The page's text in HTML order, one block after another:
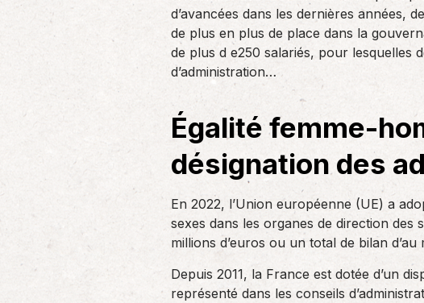
un nouvel associé…
de producteurs ou…
Accompagnement des
En tant qu’employeur, vous êtes soumis
à des obligations et à une légalisation
d’avancées dans les dernières années,
de plus en plus de place dans la
de plus d e250 salariés, pour lesquelles
d’administration…
Égalité femme-
désignation des
En 2022, l’Union européenne (UE) a
sexes dans les organes de direction des
millions d’euros ou un total de bilan d’au
Depuis 2011, la France est dotée d’un
représenté dans les conseils